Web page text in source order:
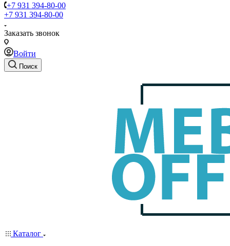
+7 931 394-80-00
+7 931 394-80-00
Заказать звонок
Войти
Поиск
Каталог